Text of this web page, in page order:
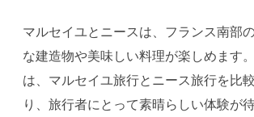
マルセイユとニースは、フランス南部
な建造物や美味しい料理が楽しめます
は、マルセイユ旅行とニース旅行を比
り、旅行者にとって素晴らしい体験が